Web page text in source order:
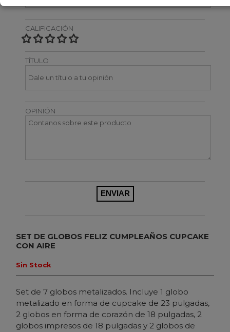
CALIFICACIÓN
TÍTULO
OPINIÓN
SET DE GLOBOS FELIZ CUMPLEAÑOS CUPCAKE
CON AIRE
Sin Stock
Set de 7 globos metalizados. Incluye 1 globo
metalizado en forma de cupcake de 23 pulgadas,
2 globos en forma de corazón de 18 pulgadas, 2
globos impresos de 18 pulgadas y 2 globos de